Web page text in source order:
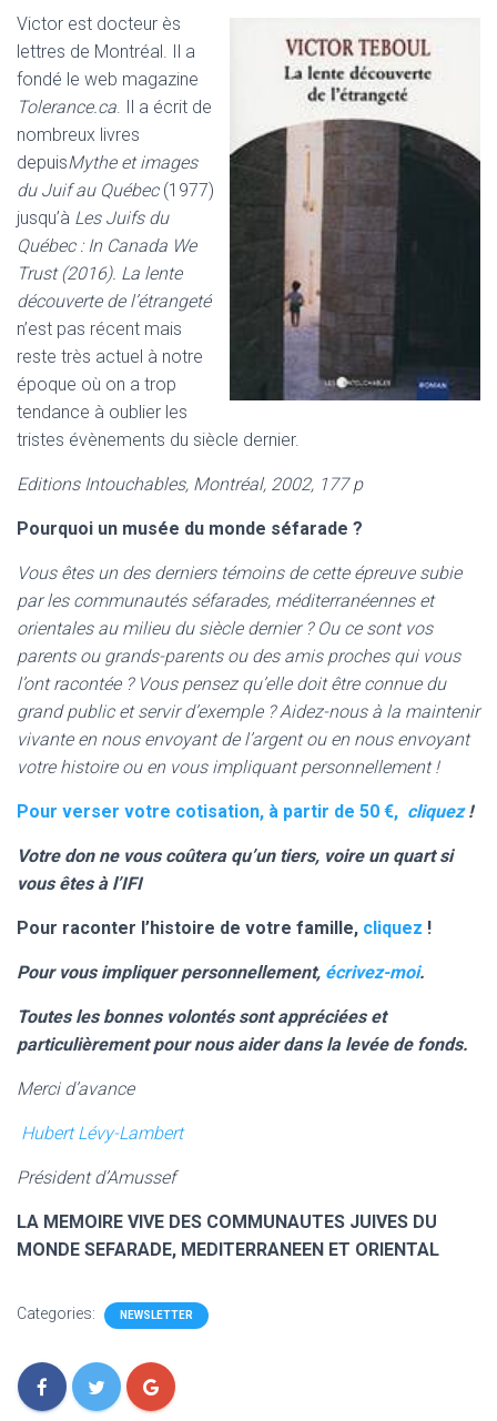
Victor est docteur ès
lettres de Montréal. Il a
fondé le web magazine
Tolerance.ca. Il a écrit de
nombreux livres
depuisMythe et images
du Juif au Québec(1977)
jusqu’à Les Juifs du
Québec : In Canada We
Trust (2016). La lente
découverte de l’étrangeté
n’est pas récent mais
reste très actuel à notre
époque où on a trop
tendance à oublier les
tristes évènements du siècle dernier.
Editions Intouchables, Montréal, 2002, 177 p
Pourquoi un musée du monde séfarade ?
Vous êtes un des derniers témoins de cette épreuve subie
par les communautés séfarades, méditerranéennes et
orientales au milieu du siècle dernier ? Ou ce sont vos
parents ou grands-parents ou des amis proches qui vous
l’ont racontée ? Vous pensez qu’elle doit être connue du
grand public et servir d’exemple ? Aidez-nous à la maintenir
vivante en nous envoyant de l’argent ou en nous envoyant
votre histoire ou en vous impliquant personnellement !
Pour verser votre cotisation, à partir de 50 €, cliquez!
Votre don ne vous coûtera qu’un tiers, voire un quart si
vous êtes à l’IFI
Pour raconter l’histoire de votre famille, cliquez !
Pour vous impliquer personnellement, écrivez-moi.
Toutes les bonnes volontés sont appréciées et
particulièrement pour nous aider dans la levée de fonds.
Merci d’avance
Hubert Lévy-Lambert
Président d’Amussef
LA MEMOIRE VIVE DES COMMUNAUTES JUIVES DU
MONDE SEFARADE, MEDITERRANEEN ET ORIENTAL
Categories: NEWSLETTER